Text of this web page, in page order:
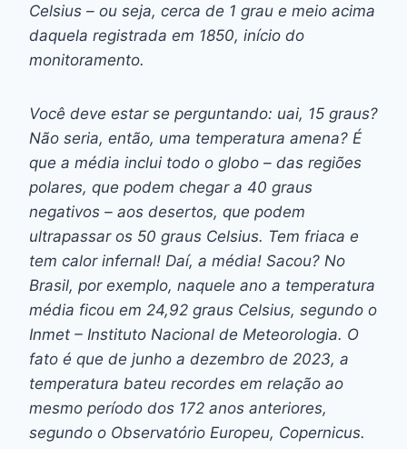
Celsius – ou seja, cerca de 1 grau e meio acima
daquela registrada em 1850, início do
monitoramento.
Você deve estar se perguntando: uai, 15 graus?
Não seria, então, uma temperatura amena? É
que a média inclui todo o globo – das regiões
polares, que podem chegar a 40 graus
negativos – aos desertos, que podem
ultrapassar os 50 graus Celsius. Tem friaca e
tem calor infernal! Daí, a média! Sacou? No
Brasil, por exemplo, naquele ano a temperatura
média ficou em 24,92 graus Celsius, segundo o
Inmet – Instituto Nacional de Meteorologia. O
fato é que de junho a dezembro de 2023, a
temperatura bateu recordes em relação ao
mesmo período dos 172 anos anteriores,
segundo o Observatório Europeu, Copernicus.